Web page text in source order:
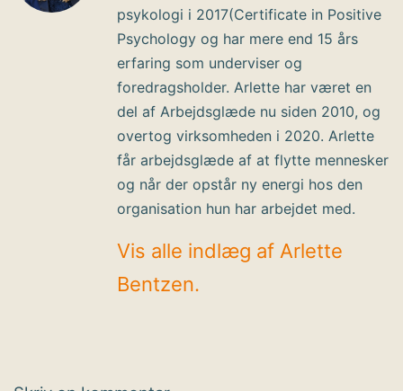
psykologi i 2017(Certificate in Positive
Psychology og har mere end 15 års
erfaring som underviser og
foredragsholder. Arlette har været en
del af Arbejdsglæde nu siden 2010, og
overtog virksomheden i 2020. Arlette
får arbejdsglæde af at flytte mennesker
og når der opstår ny energi hos den
organisation hun har arbejdet med.
Vis alle indlæg af Arlette
Bentzen.